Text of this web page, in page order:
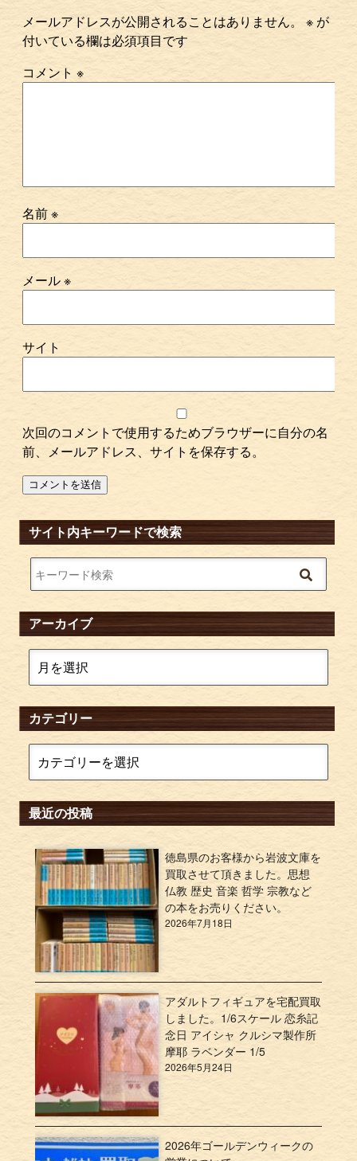
メールアドレスが公開されることはありません。
※ が
付いている欄は必須項目です
コメント※
名前※
メール※
サイト
次回のコメントで使用するためブラウザーに自分の名
前、メールアドレス、サイトを保存する。
サイト内キーワードで検索
アーカイブ
カテゴリー
最近の投稿
徳島県のお客様から岩波文庫を
買取させて頂きました。思想
仏教 歴史 音楽 哲学 宗教など
の本をお売りください。
2026年7月18日
アダルトフィギュアを宅配買取
しました。1/6スケール 恋糸記
念日 アイシャ クルシマ製作所
摩耶 ラベンダー 1/5
2026年5月24日
2026年ゴールデンウィークの